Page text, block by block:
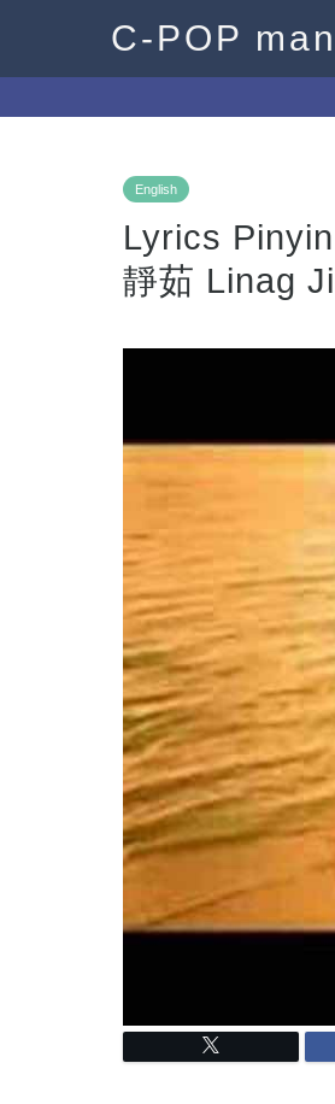
C-POP
English
Lyrics
靜茹 Linag